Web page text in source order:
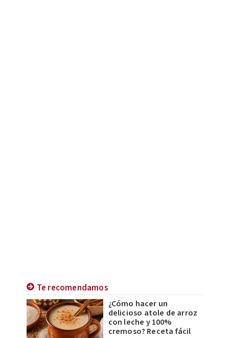
Te recomendamos
¿Cómo hacer un
delicioso atole de arroz
con leche y 100%
cremoso? Receta fácil